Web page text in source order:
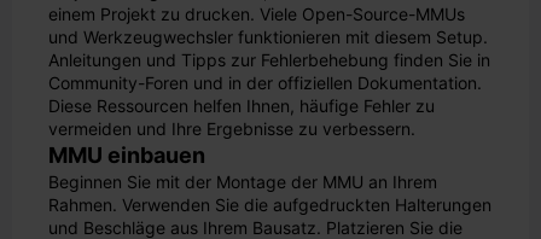
einem Projekt zu drucken. Viele Open-Source-MMUs
und Werkzeugwechsler funktionieren mit diesem Setup.
Anleitungen und Tipps zur Fehlerbehebung finden Sie in
Community-Foren und in der offiziellen Dokumentation.
Diese Ressourcen helfen Ihnen, häufige Fehler zu
vermeiden und Ihre Ergebnisse zu verbessern.
MMU einbauen
Beginnen Sie mit der Montage der MMU an Ihrem
Rahmen. Verwenden Sie die aufgedruckten Halterungen
und Beschläge aus Ihrem Bausatz. Platzieren Sie die